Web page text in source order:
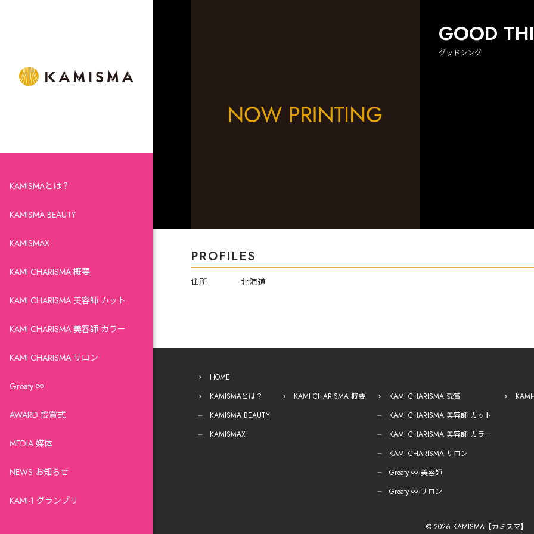
KAMISMAとは？
KAMISMA BEAUTY
KAMISMAX
KAMI CHARISMA 概要
KAMI CHARISMA 美容師 カット
KAMI CHARISMA 美容師 カラー
KAMI CHARISMA サロン
Greaty ∞
AWARD 授賞式
MEDIA 媒体
NEWS お知らせ
KAMI-1 グランプリ
GOOD
グッドシング
PROFILES
住所 北海道
HOME
KAMISMAとは？
KAMISMA BEAUTY
KAMISMAX
KAMI CHARISMA 概要
KAMI CHARISMA 受賞
KAMI CHARISMA 美容師 カット
KAMI CHARISMA 美容師 カラー
KAMI CHARISMA サロン
Greaty ∞ 美容師
Greaty ∞ サロン
© 2026 KAMISMA【カミスマ】